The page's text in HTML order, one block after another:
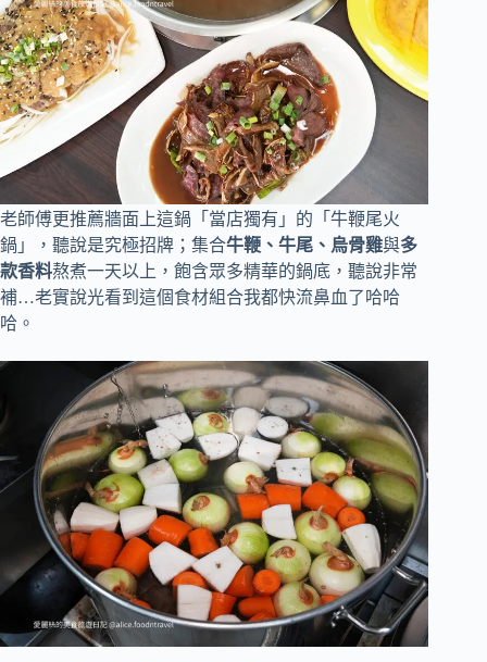
老師傅更推薦牆面上這鍋「當店獨有」的「牛鞭尾火
鍋」，聽說是究極招牌；集合牛鞭、牛尾、烏骨雞與多
款香料熬煮一天以上，飽含眾多精華的鍋底，聽說非常
補…老實說光看到這個食材組合我都快流鼻血了哈哈
哈。